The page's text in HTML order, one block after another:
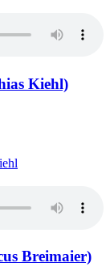
Kiehl)
Breimaier)